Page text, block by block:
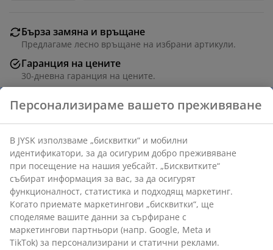
Бърза замяна и връщане
Предлагаме лесно връщане на избрани артикули.
Гаранция на цените
30-дневна гаранция на цените.
Бърза и лесна доставка по Ваш избор.
Артикул: 1843432
Характеристики
Персонализираме вашето преживяване